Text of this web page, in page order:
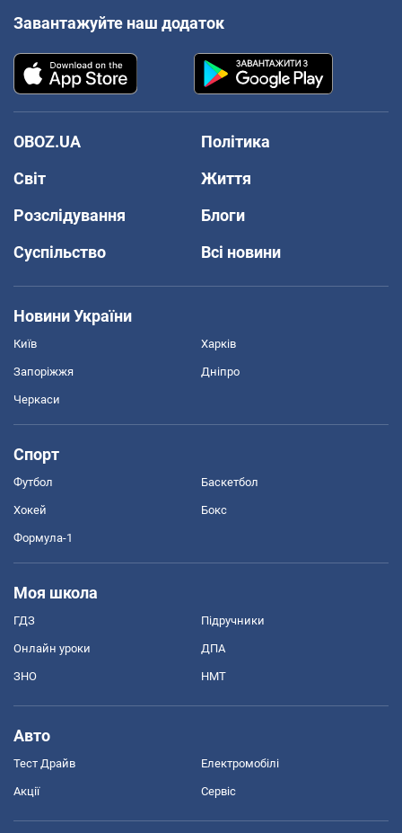
Завантажуйте наш додаток
OBOZ.UA
Політика
Світ
Життя
Розслідування
Блоги
Суспільство
Всі новини
Новини України
Київ Харків
Запоріжжя Дніпро
Черкаси
Спорт
Футбол Баскетбол
Хокей Бокс
Формула-1
Моя школа
ГДЗ Підручники
Онлайн уроки ДПА
ЗНО НМТ
Авто
Тест Драйв Електромобілі
Акції Сервіс